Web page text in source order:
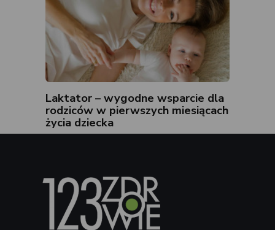
Laktator – wygodne wsparcie dla
rodziców w pierwszych miesiącach
życia dziecka